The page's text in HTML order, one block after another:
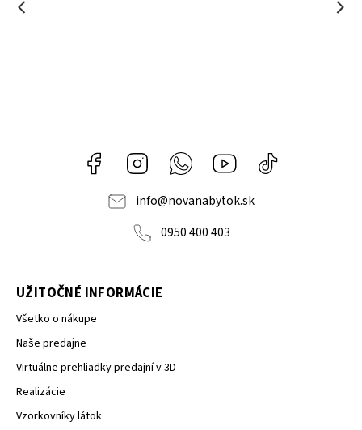
Facebook Instagram Whatsapp Youtube
nábytok
NOVA
info@novanabytok.sk
0950 400 403
UŽITOČNÉ INFORMÁCIE
Všetko o nákupe
Naše predajne
Virtuálne prehliadky predajní v 3D
Realizácie
Vzorkovníky látok